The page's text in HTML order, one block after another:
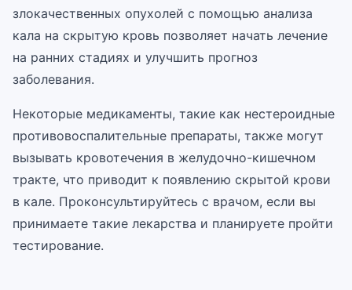
злокачественных опухолей с помощью анализа
кала на скрытую кровь позволяет начать лечение
на ранних стадиях и улучшить прогноз
заболевания.
Некоторые медикаменты, такие как нестероидные
противовоспалительные препараты, также могут
вызывать кровотечения в желудочно-кишечном
тракте, что приводит к появлению скрытой крови
в кале. Проконсультируйтесь с врачом, если вы
принимаете такие лекарства и планируете пройти
тестирование.